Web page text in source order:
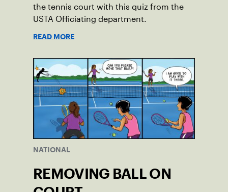
the tennis court with this quiz from the
USTA Officiating department.
READ MORE
NATIONAL
REMOVING BALL ON